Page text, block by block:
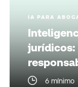
IA PARA
jurídicos:
6 mínimo